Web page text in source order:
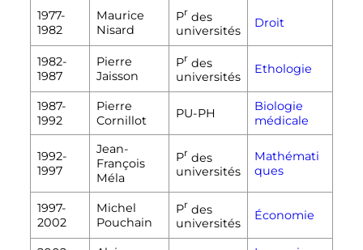
1977-
1982
Maurice
Nisard
Pr des
universités
Droit
1982-
1987
Pierre
Jaisson
Pr des
universités
Ethologie
1987-
1992
Pierre
Cornillot
PU-PH
Biologie
médicale
1992-
1997
Jean-
François
Méla
Pr des
universités
Mathémati
ques
1997-
2002
Michel
Pouchain
Pr des
universités
Économie